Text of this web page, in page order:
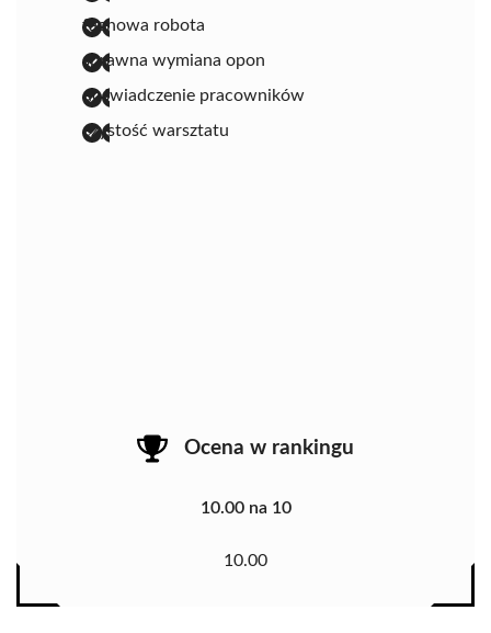
fachowa robota
sprawna wymiana opon
doświadczenie pracowników
czystość warsztatu
Ocena w rankingu
10.00 na 10
10.00